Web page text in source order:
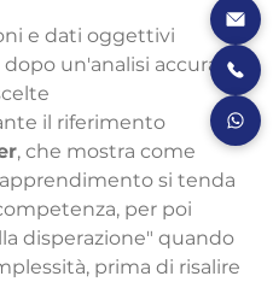
e dati oggettivi
un'analisi accurata
il riferimento
, che mostra come
si tenda
per poi
disperazione" quando
prima di risalire